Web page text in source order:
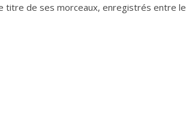
titre de ses morceaux, enregistrés entre le